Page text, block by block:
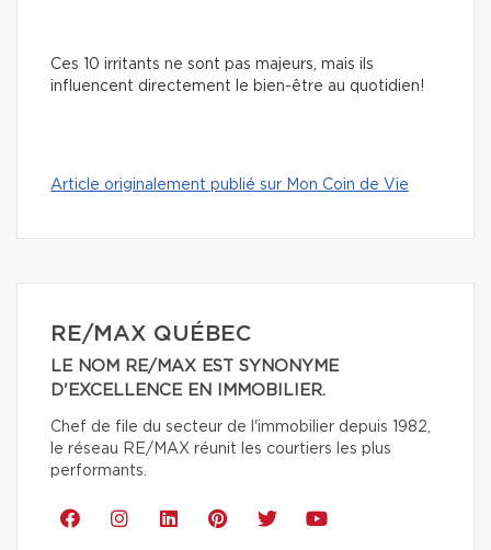
Ces 10 irritants ne sont pas majeurs, mais ils
influencent directement le bien-être au quotidien!
Article originalement publié sur Mon Coin de Vie
RE/MAX QUÉBEC
LE NOM RE/MAX EST SYNONYME
D'EXCELLENCE EN IMMOBILIER.
Chef de file du secteur de l'immobilier depuis 1982,
le réseau RE/MAX réunit les courtiers les plus
performants.